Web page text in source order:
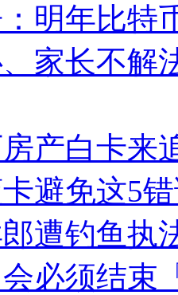
明年比特
家长不解
产白卡来
避免这5
遭钓鱼执
必须结束